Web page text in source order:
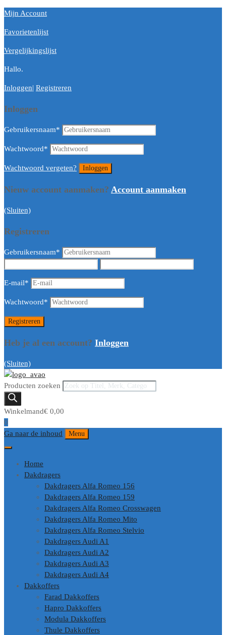
Mijn Account
Favorietenlijst
Vergelijkingslijst
Hallo.
Inloggen| Registreren
Inloggen
Gebruikersnaam*
Wachtwoord*
Wachtwoord vergeten?
Nieuw account aanmaken? Account aanmaken
(Sluiten)
Registreren
Gebruikersnaam*
E-mail*
Wachtwoord*
Heb je al een account? Inloggen
(Sluiten)
Producten zoeken
Winkelmand€ 0,00
0
Ga naar de inhoud
Menu
Home
Dakdragers
Dakdragers Alfa Romeo 156
Dakdragers Alfa Romeo 159
Dakdragers Alfa Romeo Crosswagen
Dakdragers Alfa Romeo Mito
Dakdragers Alfa Romeo Stelvio
Dakdragers Audi A1
Dakdragers Audi A2
Dakdragers Audi A3
Dakdragers Audi A4
Dakkoffers
Farad Dakkoffers
Hapro Dakkoffers
Modula Dakkoffers
Thule Dakkoffers